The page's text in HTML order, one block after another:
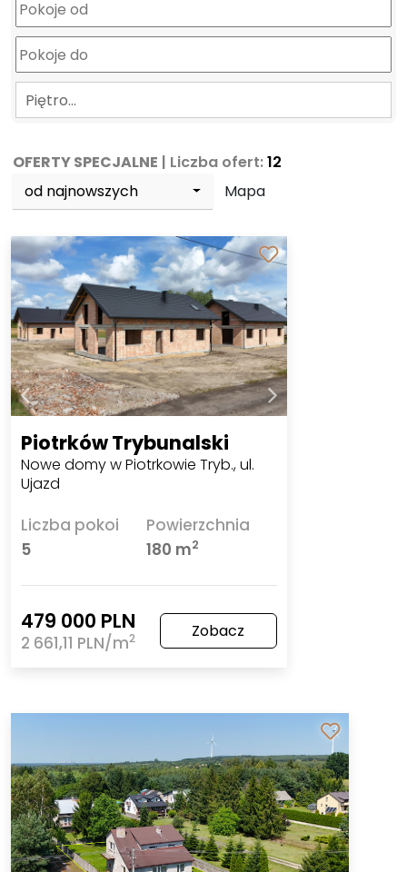
Piętro…
OFERTY SPECJALNE | Liczba ofert:12
od najnowszych
Mapa
Piotrków Trybunalski
Nowe domy w Piotrkowie Tryb., ul.
Ujazd
Liczba pokoi
5
Powierzchnia
180 m2
479 000 PLN
2 661,11 PLN/m2 Zobacz